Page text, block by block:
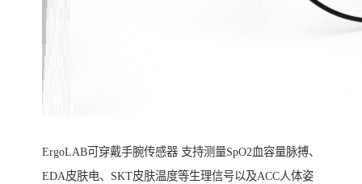
ErgoLAB可穿戴手腕传感器 支持测量SpO2血容量脉搏、
EDA皮肤电、SKT皮肤温度等生理信号以及ACC人体姿